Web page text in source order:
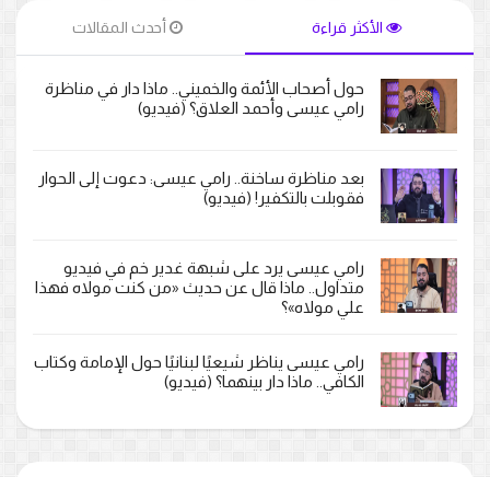
الأكثر قراءة أحدث المقالات
حول أصحاب الأئمة والخميني.. ماذا دار في مناظرة
رامي عيسى وأحمد العلاق؟ (فيديو)
بعد مناظرة ساخنة.. رامي عيسى: دعوت إلى الحوار
فقوبلت بالتكفير! (فيديو)
رامي عيسى يرد على شبهة غدير خم في فيديو
متداول.. ماذا قال عن حديث «من كنت مولاه فهذا
علي مولاه»؟
رامي عيسى يناظر شيعيًا لبنانيًا حول الإمامة وكتاب
الكافي.. ماذا دار بينهما؟ (فيديو)